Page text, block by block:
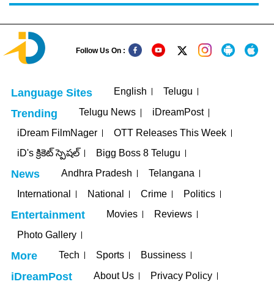
Follow Us On :
Language Sites English Telugu
Trending Telugu News
iDreamPost
iDream FilmNager
OTT Releases This Week
iD's క్రికెట్ స్పెషల్
Bigg Boss 8 Telugu
News Andhra Pradesh
Telangana
International
National Crime Politics
Entertainment Movies
Reviews
Photo Gallery
More Tech Sports Bussiness
iDreamPost About Us Privacy Policy